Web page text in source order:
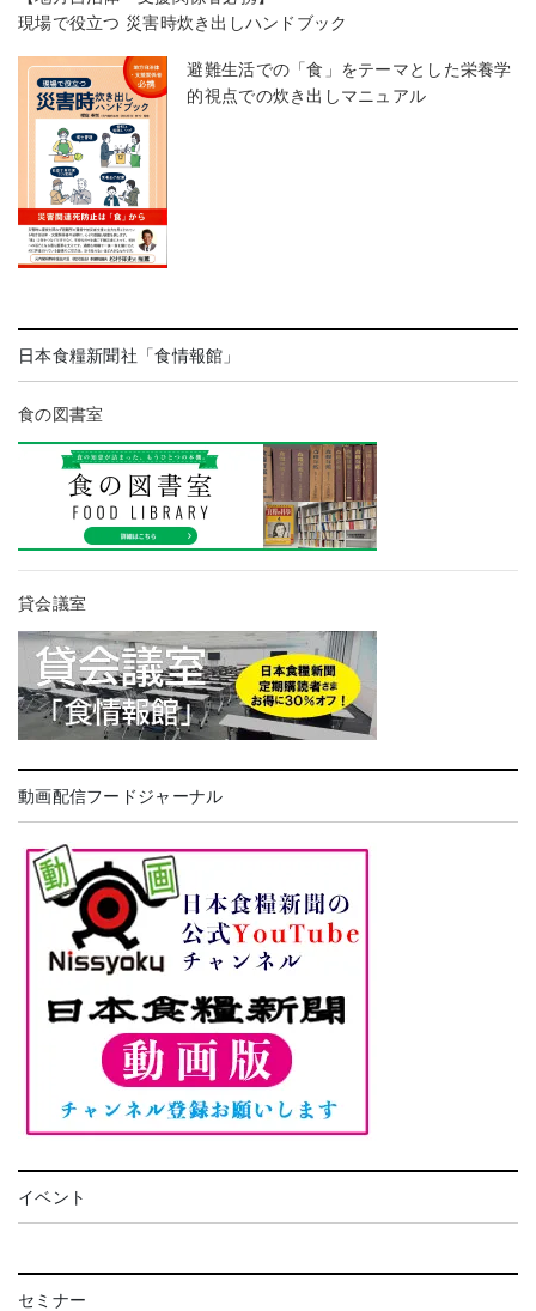
現場で役立つ 災害時炊き出しハンドブック
避難生活での「食」をテーマとした栄養学
的視点での炊き出しマニュアル
日本食糧新聞社「食情報館」
食の図書室
貸会議室
動画配信フードジャーナル
イベント
セミナー